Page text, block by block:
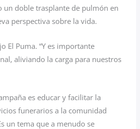
un doble trasplante de pulmón en
perspectiva sobre la vida.
El Puma. “Y es importante
aliviando la carga para nuestros
es educar y facilitar la
funerarios a la comunidad
un tema que a menudo se